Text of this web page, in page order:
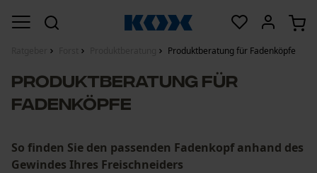
Produktberatung für Fadenköpfe
Produktberatung für
Fadenköpfe
So finden Sie den passenden Fadenkopf anhand des
Gewindes Ihres Freischneiders